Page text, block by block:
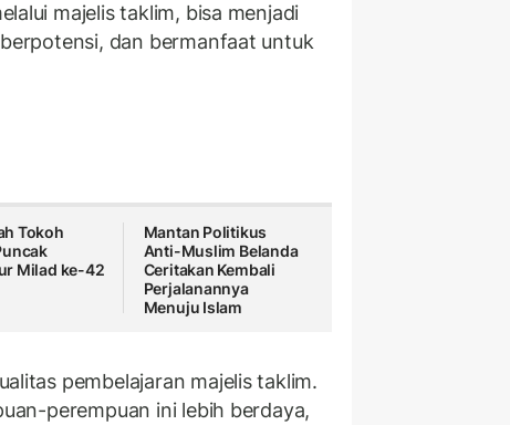
majelis taklim, bisa menjadi
dan bermanfaat untuk
Tokoh
Milad ke-42
Mantan Politikus
Anti-Muslim Belanda
Ceritakan Kembali
Perjalanannya
Menuju Islam
pembelajaran majelis taklim.
perempuan ini lebih berdaya,